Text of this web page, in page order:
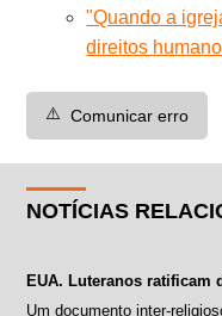
"Quando a
direitos
⚠️ Comunicar erro
NOTÍCIAS
EUA. Luteranos ratificam
Um documento inter-